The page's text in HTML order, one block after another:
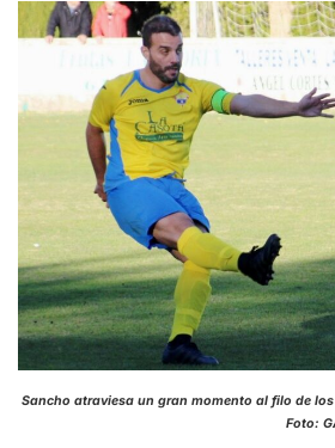
Sancho atraviesa un gran momento
Foto: GACETA